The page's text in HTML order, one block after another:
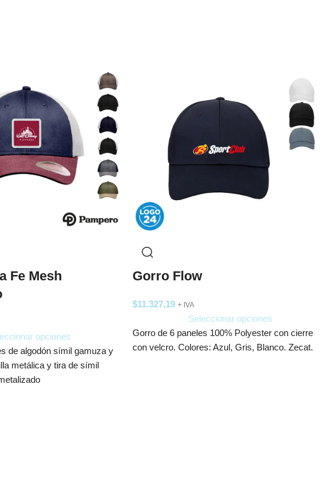
Fe Mesh
opciones
de algodón símil gamuza y
metálica y tira de símil
Gorro Flow
$11.327,19 + IVA
Seleccionar opciones
Gorro de 6 paneles 100% Polyester con cierre
con velcro. Colores: Azul, Gris, Blanco. Zecat.